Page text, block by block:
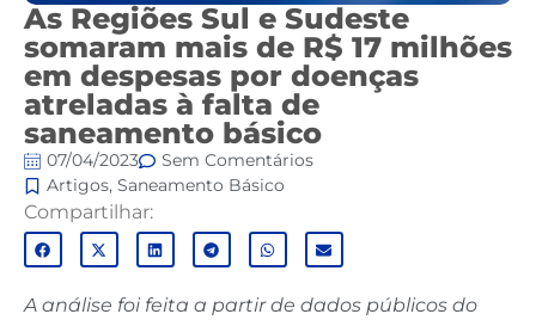
As Regiões Sul e Sudeste
somaram mais de R$ 17 milhões
em despesas por doenças
atreladas à falta de
saneamento básico
07/04/2023
Sem Comentários
Artigos, Saneamento Básico
Compartilhar:
A análise foi feita a partir de dados públicos do